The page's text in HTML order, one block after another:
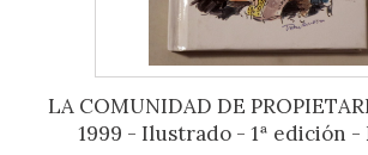
LA COMUNIDAD DE
1999 - Ilustrado - 1ª edición -